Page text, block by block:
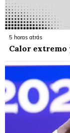
5 horas atrás
Calor extremo